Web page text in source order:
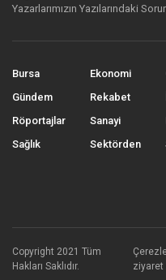
Yazarlarımızın Yazılarındaki
Bursa
Gündem
Röportajlar
Sağlık
Ekonomi
Rekabet
Sanayi
Sektörden
Copyright 2021 Tüm
Hakları Saklıdır.
ziyaret